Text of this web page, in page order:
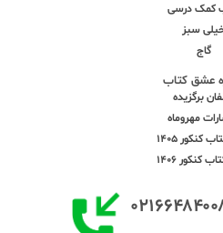
کمک درسی
سبز
گاج
عشق کتاب
برگزیده
مهروماه
کنکور 1405
کنکور 1406